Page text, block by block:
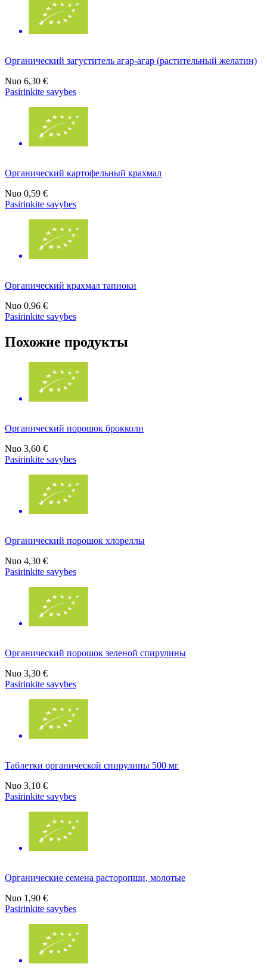
Органический загуститель агар-агар (растительный желатин)
Nuo 6,30 €
Pasirinkite savybes
Органический картофельный крахмал
Nuo 0,59 €
Pasirinkite savybes
Органический крахмал тапиоки
Nuo 0,96 €
Pasirinkite savybes
Похожие продукты
Органический порошок брокколи
Nuo 3,60 €
Pasirinkite savybes
Органический порошок хлореллы
Nuo 4,30 €
Pasirinkite savybes
Органический порошок зеленой спирулины
Nuo 3,30 €
Pasirinkite savybes
Таблетки органической спирулины 500 мг
Nuo 3,10 €
Pasirinkite savybes
Органические семена расторопши, молотые
Nuo 1,90 €
Pasirinkite savybes